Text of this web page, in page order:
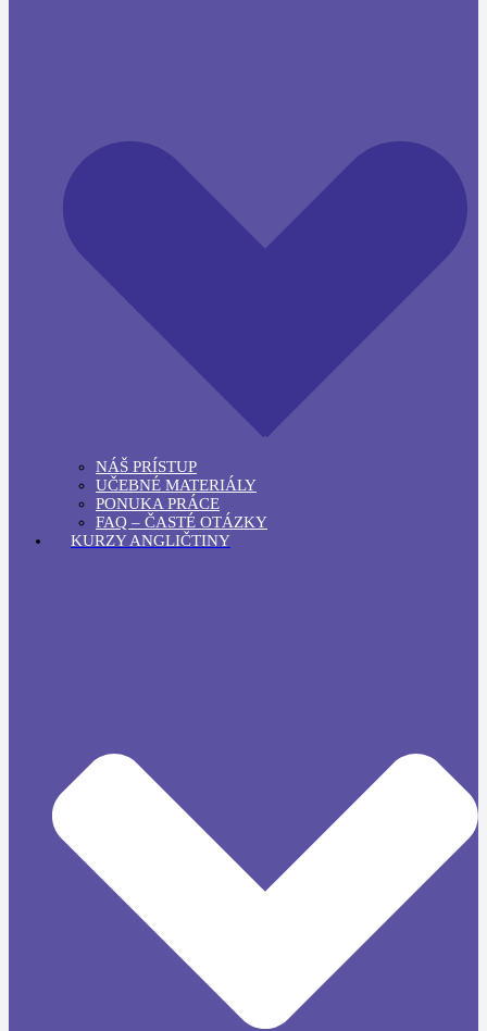
NÁŠ PRÍSTUP
UČEBNÉ MATERIÁLY
PONUKA PRÁCE
FAQ – ČASTÉ OTÁZKY
KURZY ANGLIČTINY